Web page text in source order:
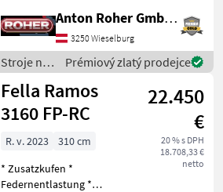
montiert) * Gelenkwelle *
Beleuchtung *
Breitverteileinrichtung *
Kegelhüte *
hydropneumatische Mähw
Anton Roher GmbH (ACA Center Roher)
3250 Wieselburg
Stroje na
zber
objemových
krmív /
Fella
Prémiový zlatý prodejce
Fella Ramos
3160 FP-RC
22.450
€
20 % s DPH
18.708,33 €
netto
R. v. 2023
310 cm
* Zusatzkufen *
Federnentlastung *